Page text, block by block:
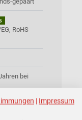
RoHS
bei
| Impressum